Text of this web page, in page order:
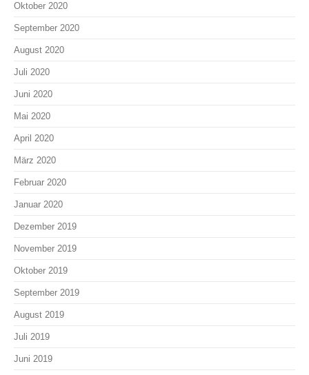
Oktober 2020
September 2020
August 2020
Juli 2020
Juni 2020
Mai 2020
April 2020
März 2020
Februar 2020
Januar 2020
Dezember 2019
November 2019
Oktober 2019
September 2019
August 2019
Juli 2019
Juni 2019